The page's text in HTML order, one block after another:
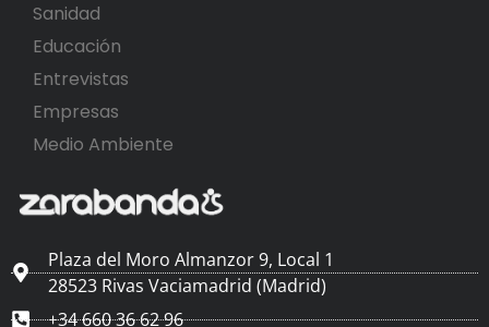
Sanidad
Educación
Entrevistas
Empresas
Medio Ambiente
Plaza del Moro Almanzor 9, Local 1
28523 Rivas Vaciamadrid (Madrid)
+34 660 36 62 96